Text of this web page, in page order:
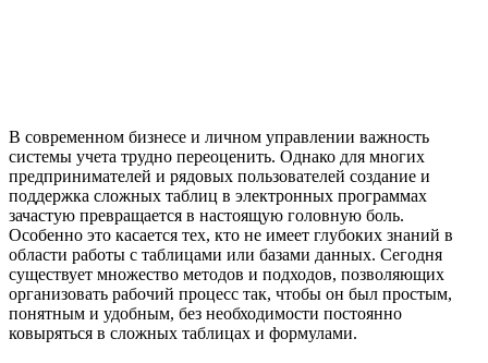
В современном бизнесе и личном управлении важность
системы учета трудно переоценить. Однако для многих
предпринимателей и рядовых пользователей создание и
поддержка сложных таблиц в электронных программах
зачастую превращается в настоящую головную боль.
Особенно это касается тех, кто не имеет глубоких знаний в
области работы с таблицами или базами данных. Сегодня
существует множество методов и подходов, позволяющих
организовать рабочий процесс так, чтобы он был простым,
понятным и удобным, без необходимости постоянно
ковыряться в сложных таблицах и формулами.